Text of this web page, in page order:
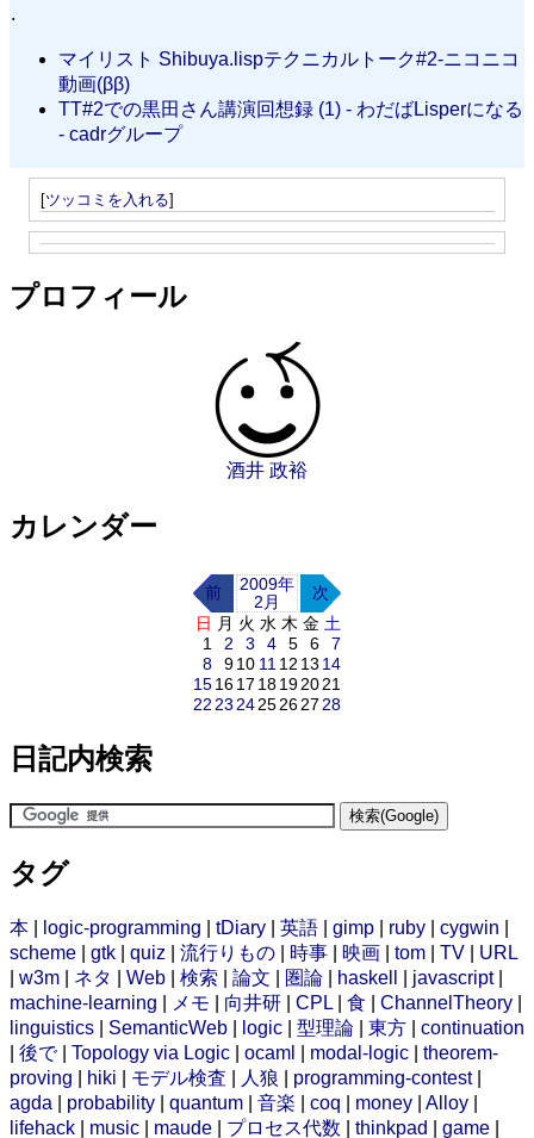
.
マイリスト Shibuya.lispテクニカルトーク#2‐ニコニコ
動画(ββ)
TT#2での黒田さん講演回想録 (1) - わだばLisperになる
- cadrグループ
[ツッコミを入れる]
プロフィール
酒井 政裕
カレンダー
前
2009年
2月
次
日 月 火 水 木 金 土
1
2 3 4 5 6
7
8
910 11 12 13 14
151617 18192021
22 23 24252627 28
日記内検索
タグ
本 logic-programming tDiary 英語 gimp ruby cygwin
scheme
gtk quiz 流行りもの 時事 映画 tom TV
URL
w3m ネタ Web 検索 論文 圏論 haskell javascript|
machine-learning
メモ 向井研 CPL 食 ChannelTheory
linguistics
SemanticWeb logic 型理論 東方
continuation
後で| Topology via Logic ocaml modal-logic
theorem-
proving
hiki モデル検査 人狼 programming-contest|
agda
probability quantum 音楽 coq money Alloy
lifehack
music maude プロセス代数 thinkpad game